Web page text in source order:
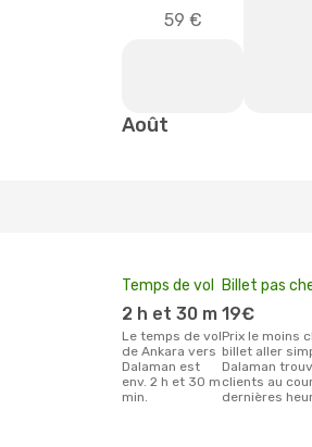
59 €
Août
Temps de vol
2 h et 30 m
Le temps de vol
de Ankara vers
Dalaman est
env. 2 h et 30 m
min.
Billet pas
19€
Prix le moins cher pour un
billet aller
Dalaman
clients au
dernières